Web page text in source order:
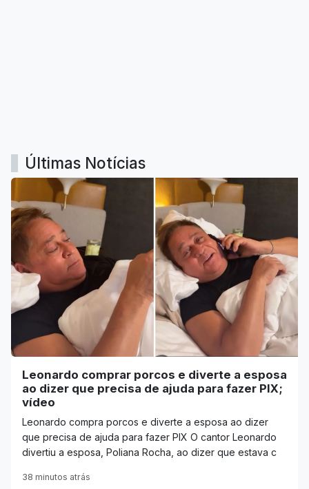
Últimas Notícias
Leonardo comprar porcos e diverte a esposa
ao dizer que precisa de ajuda para fazer PIX;
vídeo
Leonardo compra porcos e diverte a esposa ao dizer
que precisa de ajuda para fazer PIX O cantor Leonardo
divertiu a esposa, Poliana Rocha, ao dizer que estava c
38 minutos atrás